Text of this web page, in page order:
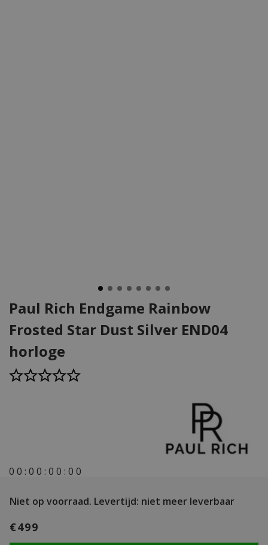
Paul Rich Endgame Rainbow
Frosted Star Dust Silver END04
horloge
0 0 : 0 0 : 0 0 : 0 0
Niet op voorraad. Levertijd: niet meer leverbaar
€499